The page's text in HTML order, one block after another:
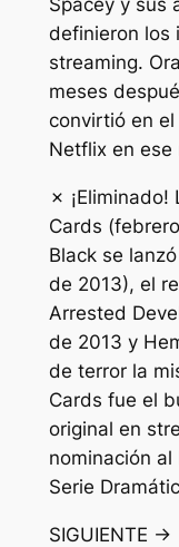
definieron los
streaming.
meses
convirtió en
Netflix en ese
✗ ¡Eliminado!
Cards
Black se
de 2013), el
Arrested
de 2013 y
de terror la
Cards fue el
original en
nominación al
Serie
SIGUIENTE →